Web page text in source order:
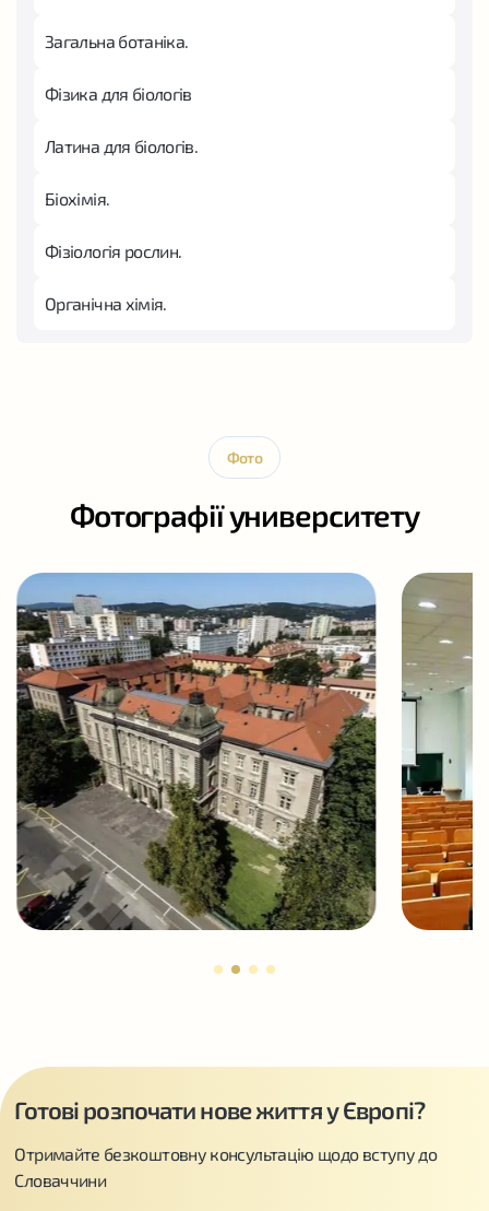
Загальна ботаніка.
Фізика для біологів
Латина для біологів.
Біохімія.
Фізіологія рослин.
Органічна хімія.
Фото
Фотографії университету
Готові розпочати нове життя у Європі?
Отримайте безкоштовну консультацію щодо вступу до
Словаччини